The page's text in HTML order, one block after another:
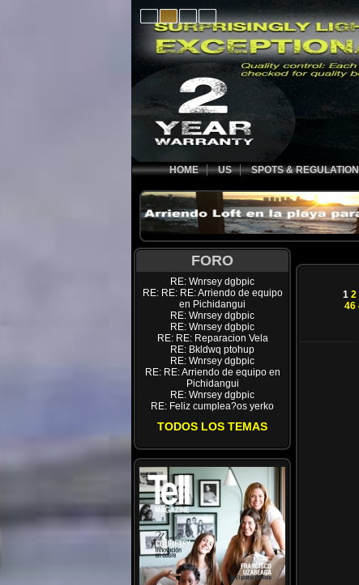
HOME US SPOTS &
FORO
RE: Wnrsey dgbpic
RE: RE: RE: Arriendo de equipo
en Pichidangui
RE: Wnrsey dgbpic
RE: Wnrsey dgbpic
RE: RE: Reparacion Vela
RE: Bkldwq ptohup
RE: Wnrsey dgbpic
RE: RE: Arriendo de equipo en
Pichidangui
RE: Wnrsey dgbpic
RE: Feliz cumplea?os yerko
TODOS LOS TEMAS
1 2
46